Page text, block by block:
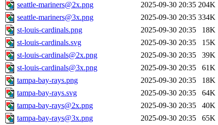
seattle-mariners@2x.png
2025-09-30 20:35 204K
seattle-mariners@3x.png
2025-09-30 20:35 334K
st-louis-cardinals.png
2025-09-30 20:35
18K
st-louis-cardinals.svg
2025-09-30 20:35
15K
st-louis-cardinals@2x.png
2025-09-30 20:35
39K
st-louis-cardinals@3x.png
2025-09-30 20:35
61K
tampa-bay-rays.png
2025-09-30 20:35
18K
tampa-bay-rays.svg
2025-09-30 20:35
64K
tampa-bay-rays@2x.png
2025-09-30 20:35
40K
tampa-bay-rays@3x.png
2025-09-30 20:35
65K